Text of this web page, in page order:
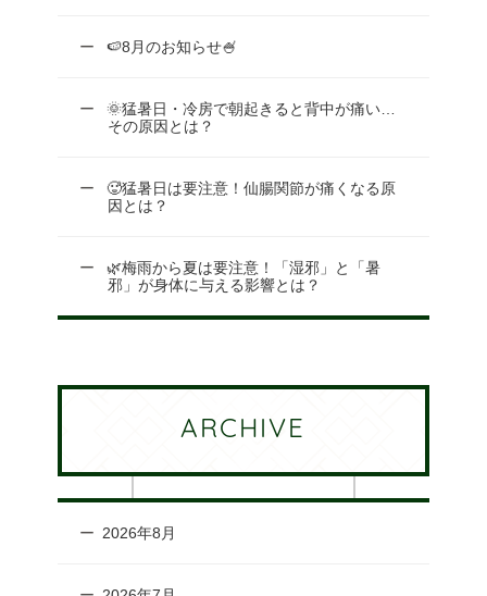
🍉8月のお知らせ🍧
🌞猛暑日・冷房で朝起きると背中が痛い…
その原因とは？
🥵猛暑日は要注意！仙腸関節が痛くなる原
因とは？
🌿梅雨から夏は要注意！「湿邪」と「暑
邪」が身体に与える影響とは？
ARCHIVE
2026年8月